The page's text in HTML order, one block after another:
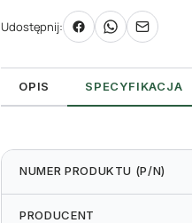
115
mm
(2000szt.)
Udostępnij:
OPIS SPECYFIKACJA
NUMER PRODUKTU (P/N)
PRODUCENT